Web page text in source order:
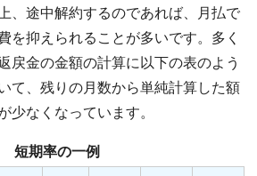
、途中解約するのであれば、月払で
を抑えられることが多いです。多く
戻金の金額の計算に以下の表のよう
て、残りの月数から単純計算した額
少なくなっています。
短期率の一例